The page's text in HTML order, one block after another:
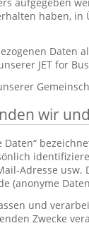
haben,
Daten
JET for
wir
Adresse
(anonyme
und
Zwecke